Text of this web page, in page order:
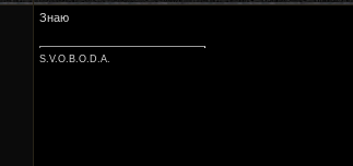
Знаю
S.V.O.B.O.D.A.